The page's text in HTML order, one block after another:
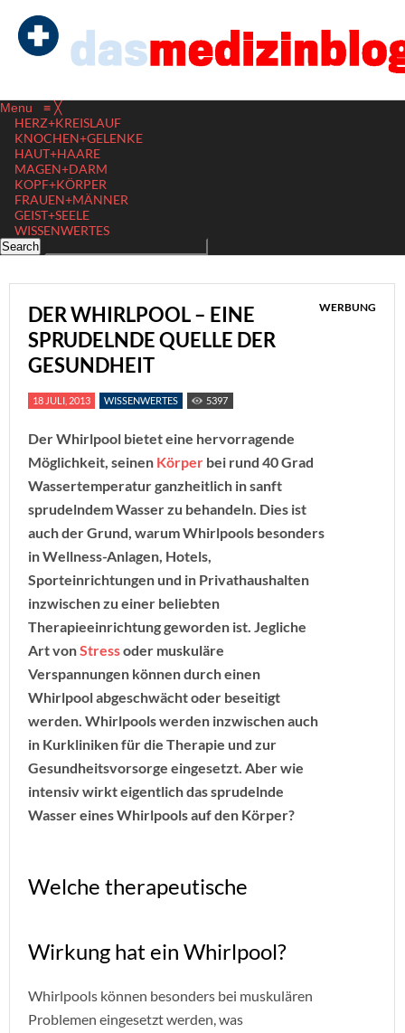
Menu ≡ ╳
HERZ+KREISLAUF
KNOCHEN+GELENKE
HAUT+HAARE
MAGEN+DARM
KOPF+KÖRPER
FRAUEN+MÄNNER
GEIST+SEELE
WISSENWERTES
DER WHIRLPOOL – EINE
SPRUDELNDE QUELLE DER
GESUNDHEIT
WERBUNG
18 JULI, 2013 WISSENWERTES 5397
Der Whirlpool bietet eine hervorragende
Möglichkeit, seinen Körper bei rund 40 Grad
Wassertemperatur ganzheitlich in sanft
sprudelndem Wasser zu behandeln. Dies ist
auch der Grund, warum Whirlpools besonders
in Wellness-Anlagen, Hotels,
Sporteinrichtungen und in Privathaushalten
inzwischen zu einer beliebten
Therapieeinrichtung geworden ist. Jegliche
Art vonStressoder muskuläre
Verspannungen können durch einen
Whirlpool abgeschwächt oder beseitigt
werden. Whirlpools werden inzwischen auch
in Kurkliniken für die Therapie und zur
Gesundheitsvorsorge eingesetzt. Aber wie
intensiv wirkt eigentlich das sprudelnde
Wasser eines Whirlpools auf den Körper?
Welche therapeutische
Wirkung hat ein Whirlpool?
Whirlpools können besonders bei muskulären
Problemen eingesetzt werden, was